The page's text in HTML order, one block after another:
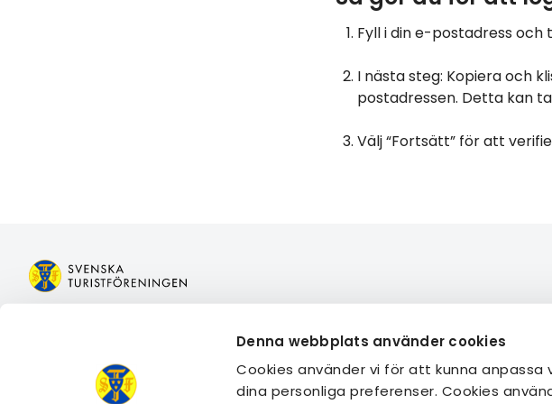
Denna webbplats använder cookies
Cookies använder vi för att kunna
dina personliga preferenser. Cookies
Fyll i din e-postadress och
I nästa steg: Kopiera och
postadressen. Detta kan
Välj “Fortsätt” för att
Logga in på Min bokning
Kontakta oss
Boka aktiviteter
Gå med i en lokalavdelning
Engagera dig